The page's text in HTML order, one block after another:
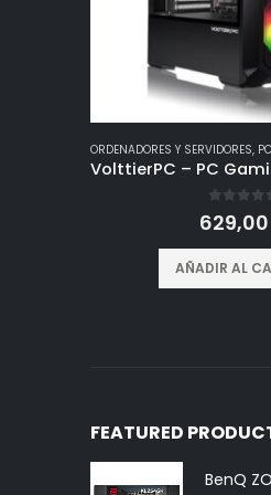
ORDENADORES Y SERVIDORES,
0out of 5
629,00
AÑADIR AL
FEATURED